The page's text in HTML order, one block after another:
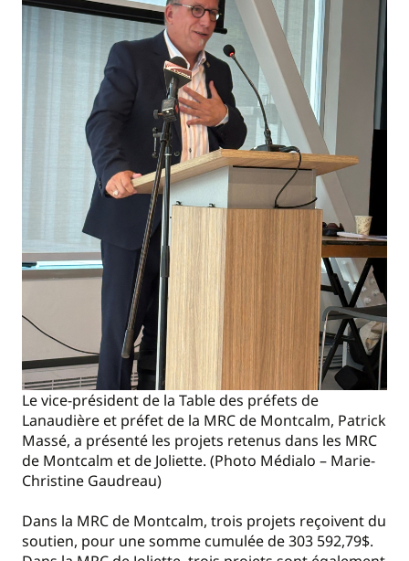
Le vice-président de la Table des préfets de
Lanaudière et préfet de la MRC de Montcalm, Patrick
Massé, a présenté les projets retenus dans les MRC
de Montcalm et de Joliette. (Photo Médialo – Marie-
Christine Gaudreau)
Dans la MRC de Montcalm, trois projets reçoivent du
soutien, pour une somme cumulée de 303 592,79$.